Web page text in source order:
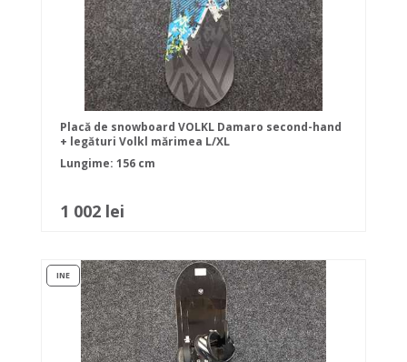
Placă de snowboard VOLKL Damaro second-hand
+ legături Volkl mărimea L/XL
Lungime: 156 cm
1 002 lei
INE